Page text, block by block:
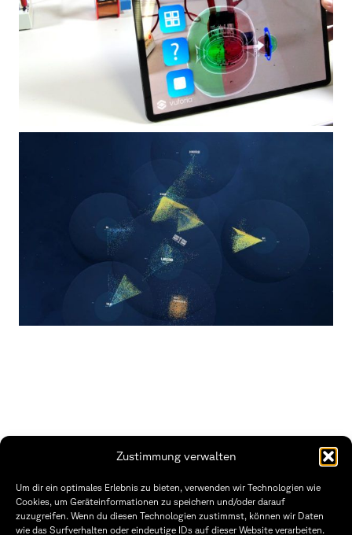
Zustimmung verwalten
Um dir ein optimales Erlebnis zu bieten, verwenden wir Technologien wie
Cookies, um Geräteinformationen zu speichern und/oder darauf
zuzugreifen. Wenn du diesen Technologien zustimmst, können wir Daten
wie das Surfverhalten oder eindeutige IDs auf dieser Website verarbeiten.
THWS | Fakultät Gestaltung Würzburg
Technische Hochschule
Würzburg-Schweinfurt
Sanderheinrichsleitenweg 20
Öffnungszeiten Dekanat
Montag – Freitag
8:30 – 12:00